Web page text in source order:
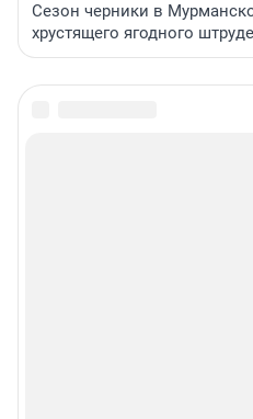
Сезон черники в
хрустящего ягодного